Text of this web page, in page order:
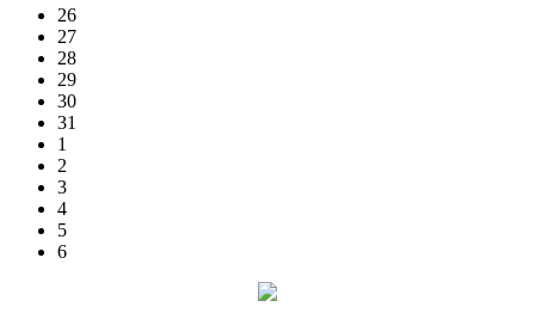
26
27
28
29
30
31
1
2
3
4
5
6